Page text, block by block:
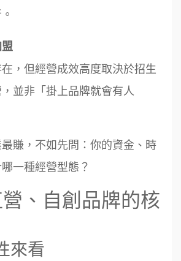
，但經營成效高度取決於招生
並非「掛上品牌就會有人
賺，不如先問：你的資金、時
一種經營型態？
、自創品牌的核
來看